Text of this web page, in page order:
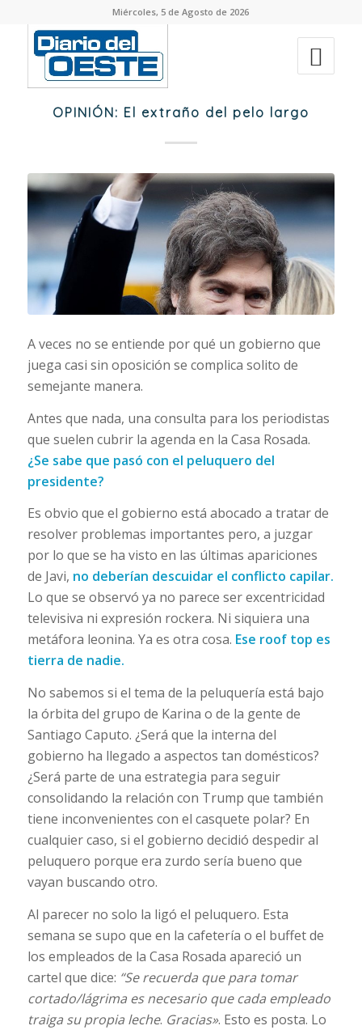
Miércoles, 5 de Agosto de 2026
OPINIÓN: El extraño del pelo largo
A veces no se entiende por qué un gobierno que
juega casi sin oposición se complica solito de
semejante manera.
Antes que nada, una consulta para los periodistas
que suelen cubrir la agenda en la Casa Rosada.
¿Se sabe que pasó con el peluquero del
presidente?
Es obvio que el gobierno está abocado a tratar de
resolver problemas importantes pero, a juzgar
por lo que se ha visto en las últimas apariciones
de Javi, no deberían descuidar el conflicto capilar.
Lo que se observó ya no parece ser excentricidad
televisiva ni expresión rockera. Ni siquiera una
metáfora leonina. Ya es otra cosa. Ese roof top es
tierra de nadie.
No sabemos si el tema de la peluquería está bajo
la órbita del grupo de Karina o de la gente de
Santiago Caputo. ¿Será que la interna del
gobierno ha llegado a aspectos tan domésticos?
¿Será parte de una estrategia para seguir
consolidando la relación con Trump que también
tiene inconvenientes con el casquete polar? En
cualquier caso, si el gobierno decidió despedir al
peluquero porque era zurdo sería bueno que
vayan buscando otro.
Al parecer no solo la ligó el peluquero. Esta
semana se supo que en la cafetería o el buffet de
los empleados de la Casa Rosada apareció un
cartel que dice: “Se recuerda que para tomar
cortado/lágrima es necesario que cada empleado
traiga su propia leche. Gracias». Esto es posta. Lo